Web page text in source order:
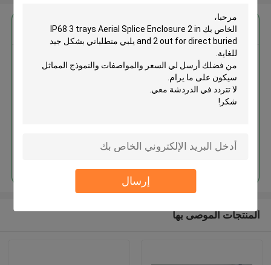
إرسال
احصل على افضل سعر ل
IP68 3 trays Aerial Splice
Enclosure 2 in and 2 out for
direct buried
استمر
المنتجات الموصى بها